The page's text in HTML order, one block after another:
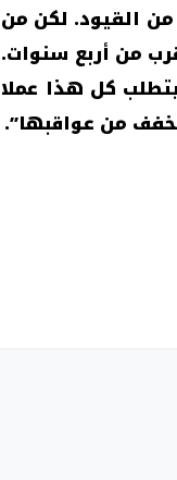
القيود. لكن من
من أربع سنوات.
كل هذا عملا
من عواقبها”.